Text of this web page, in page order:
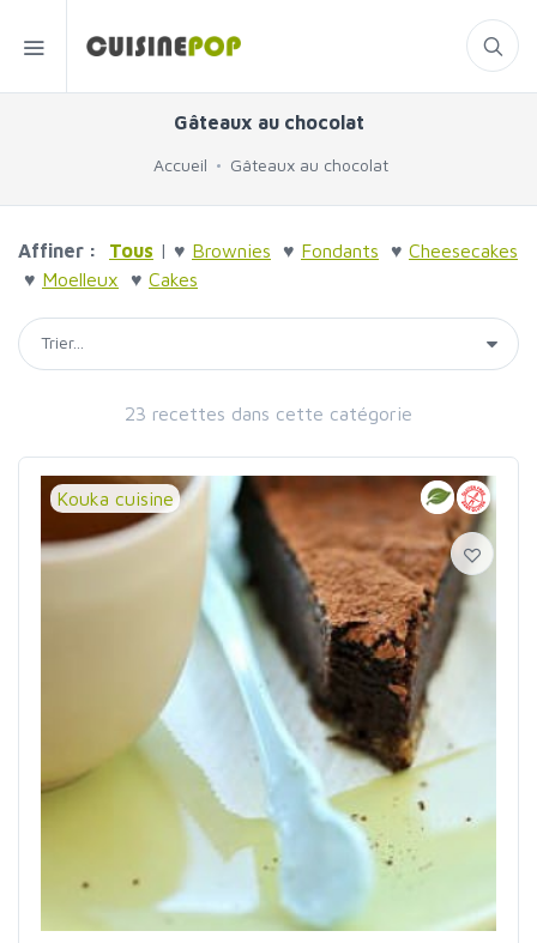
Gâteaux au chocolat
Accueil Gâteaux au chocolat
Affiner : Tous | ♥ Brownies ♥ Fondants ♥ Cheesecakes
♥ Moelleux ♥ Cakes
23 recettes dans cette catégorie
Kouka cuisine